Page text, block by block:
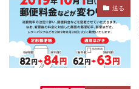
送る